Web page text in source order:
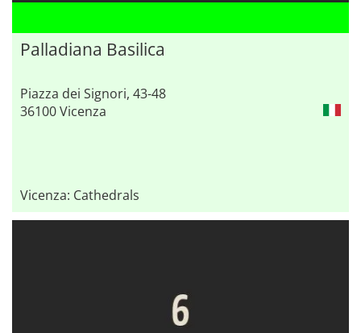
Palladiana Basilica
Piazza dei Signori, 43-48
36100 Vicenza
Vicenza: Cathedrals